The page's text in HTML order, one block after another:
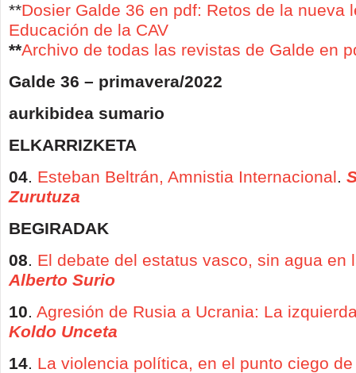
**Dosier Galde 36 en pdf: Retos de la nueva
Educación de la CAV
**Archivo de todas las revistas de Galde en
Galde 36 – primavera/2022
aurkibidea sumario
ELKARRIZKETA
04. Esteban Beltrán, Amnistia Internacional.
Zurutuza
BEGIRADAK
08. El debate del estatus vasco, sin agua en
Alberto Surio
10. Agresión de Rusia a Ucrania: La
Koldo Unceta
14. La violencia política, en el punto ciego